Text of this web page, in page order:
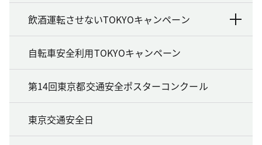
飲酒運転させないTOKYOキャンペーン
自転車安全利用TOKYOキャンペーン
第14回東京都交通安全ポスターコンクール
東京交通安全日